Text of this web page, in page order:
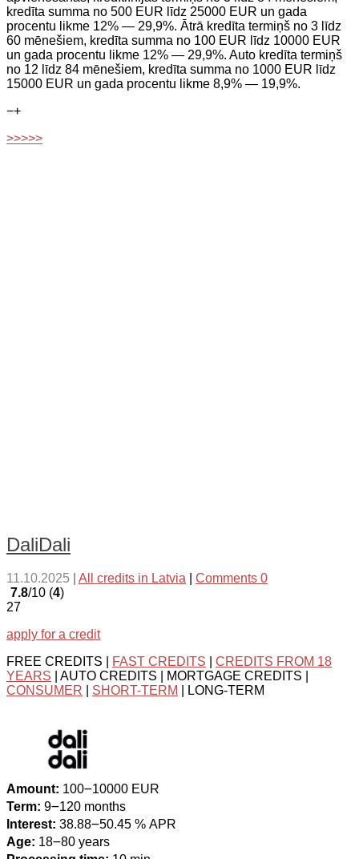
kredīta summa no 500 EUR līdz 25000 EUR un gada
procentu likme 12% — 29,9%. Ātrā kredīta termiņš no 3 līdz
60 mēnešiem, kredīta summa no 100 EUR līdz 10000 EUR
un gada procentu likme 12% — 29,9%. Auto kredīta termiņš
no 12 līdz 84 mēnešiem, kredīta summa no 1000 EUR līdz
15000 EUR un gada procentu likme 8,9% — 19,9%.
−+
>>>>>
DaliDali
11.10.2025 All credits in Latvia
Comments 0
7.8/10 (4)
27
apply for a credit
FREE CREDITS |
FAST CREDITS
CREDITS FROM 18
YEARS | AUTO CREDITS | MORTGAGE CREDITS |
CONSUMER
SHORT-TERM | LONG-TERM
Amount: 100౼10000 EUR
Term: 9౼120 months
Interest: 38.88౼50.45 % APR
Age: 18౼80 years